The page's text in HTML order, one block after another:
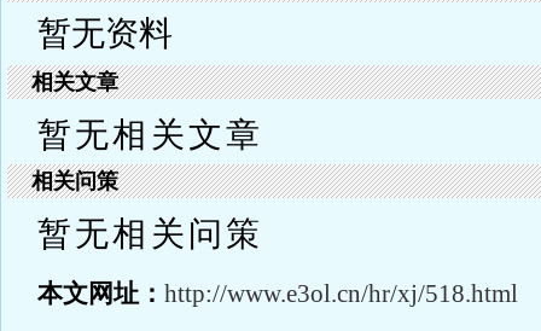
暂无资料
相关文章
暂无相关文章
相关问策
暂无相关问策
本文网址： http://www.e3ol.cn/hr/xj/518.html